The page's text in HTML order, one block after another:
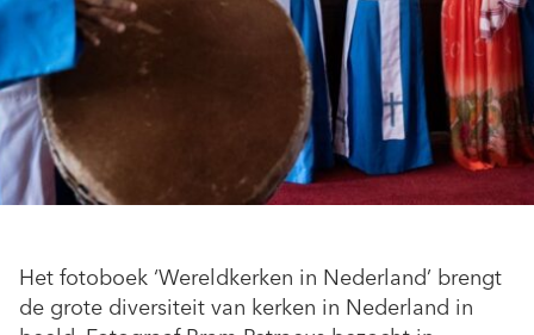
Het fotoboek ‘Wereldkerken in Nederland’ brengt
de grote diversiteit van kerken in Nederland in